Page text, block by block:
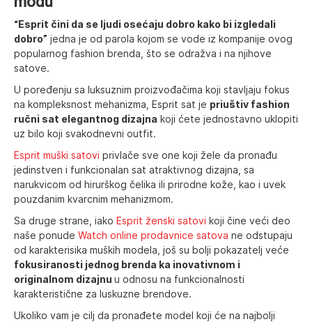
“Esprit čini da se ljudi osećaju dobro kako bi izgledali
dobro” jedna je od parola kojom se vode iz kompanije ovog
popularnog fashion brenda, što se odražva i na njihove
satove.
U poređenju sa luksuznim proizvođačima koji stavljaju fokus
na kompleksnost mehanizma, Esprit sat je priuštiv fashion
ručni sat elegantnog dizajna koji ćete jednostavno uklopiti
uz bilo koji svakodnevni outfit.
Esprit muški satovi privlače sve one koji žele da pronađu
jedinstven i funkcionalan sat atraktivnog dizajna, sa
narukvicom od hirurškog čelika ili prirodne kože, kao i uvek
pouzdanim kvarcnim mehanizmom.
Sa druge strane, iako Esprit ženski satovi koji čine veći deo
naše ponude Watch online prodavnice satova ne odstupaju
od karakterisika muških modela, još su bolji pokazatelj veće
fokusiranosti jednog brenda ka inovativnom i
originalnom dizajnu u odnosu na funkcionalnosti
karakteristične za luskuzne brendove.
Ukoliko vam je cilj da pronađete model koji će na najbolji